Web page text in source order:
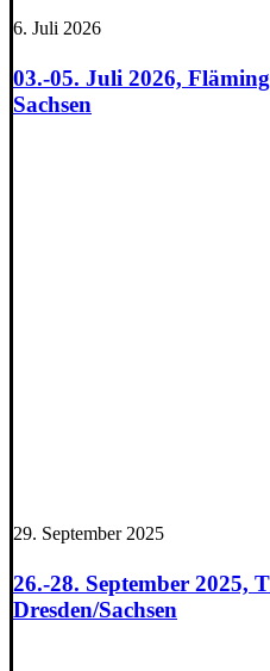
6. Juli 2026
03.-05. Juli 2026,
Sachsen
29. September 2025
26.-28. September 2025,
Dresden/Sachsen